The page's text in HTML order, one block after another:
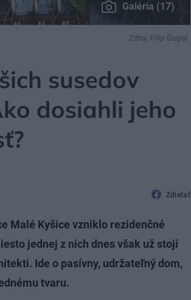
Galéria (17)
Zdroj: Filip Šlapal
susedov
dosiahli jeho
Zdieľať
Malé Kyšice vzniklo rezidenčné
jednej z nich dnes však už stojí
Ide o pasívny, udržateľný dom,
tvaru.